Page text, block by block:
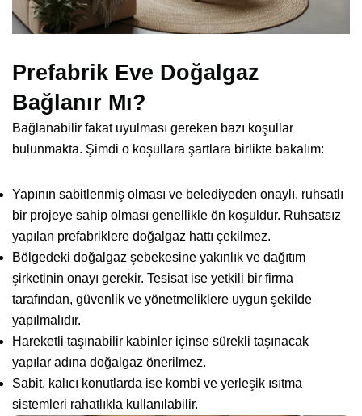
Prefabrik Eve Doğalgaz
Bağlanır Mı?
Bağlanabilir fakat uyulması gereken bazı koşullar
bulunmakta. Şimdi o koşullara şartlara birlikte bakalım:
Yapının sabitlenmiş olması ve belediyeden onaylı, ruhsatlı
bir projeye sahip olması genellikle ön koşuldur. Ruhsatsız
yapılan prefabriklere doğalgaz hattı çekilmez.
Bölgedeki doğalgaz şebekesine yakınlık ve dağıtım
şirketinin onayı gerekir. Tesisat ise yetkili bir firma
tarafından, güvenlik ve yönetmeliklere uygun şekilde
yapılmalıdır.
Hareketli taşınabilir kabinler içinse sürekli taşınacak
yapılar adına doğalgaz önerilmez.
Sabit, kalıcı konutlarda ise kombi ve yerleşik ısıtma
sistemleri rahatlıkla kullanılabilir.